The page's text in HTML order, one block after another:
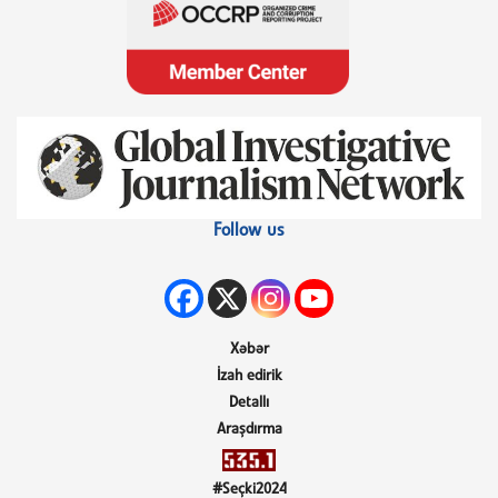
Follow us
Xəbər
İzah edirik
Detallı
Araşdırma
#Seçki2024